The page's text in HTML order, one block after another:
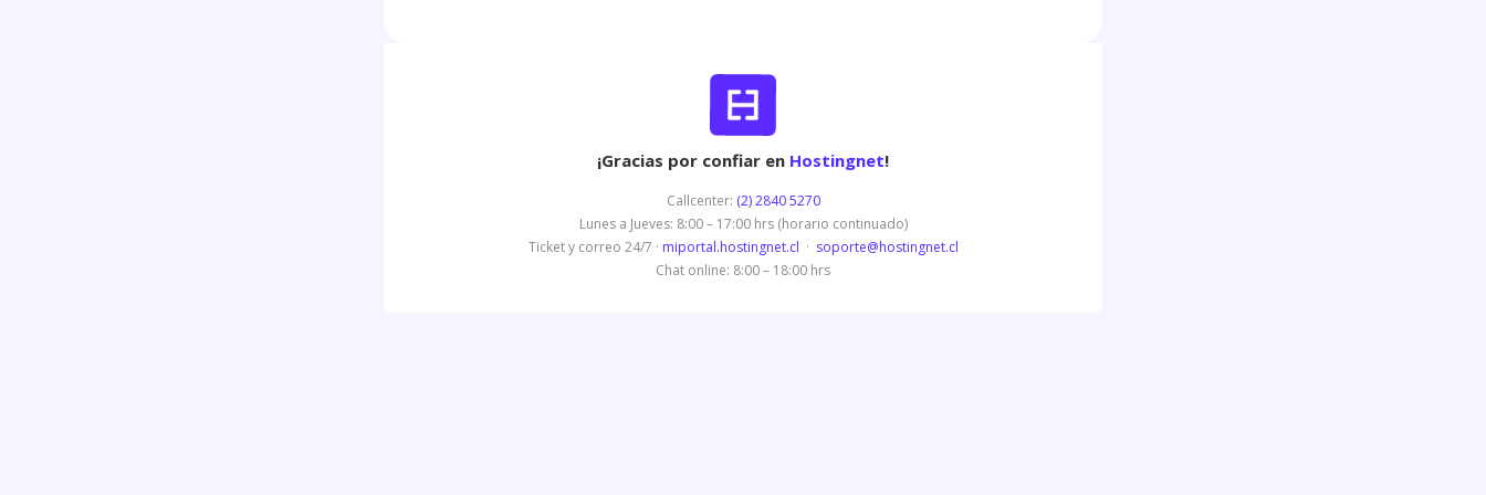
¡Gracias por confiar en Hostingnet!
Callcenter: (2) 2840 5270
Lunes a Jueves: 8:00 – 17:00 hrs (horario continuado)
Ticket y correo 24/7 · miportal.hostingnet.cl · soporte@hostingnet.cl
Chat online: 8:00 – 18:00 hrs